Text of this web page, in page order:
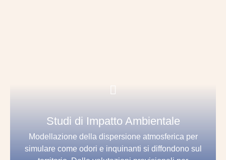
Studi di Impatto Ambientale
Modellazione della dispersione atmosferica per
simulare come odori e inquinanti si diffondono sul